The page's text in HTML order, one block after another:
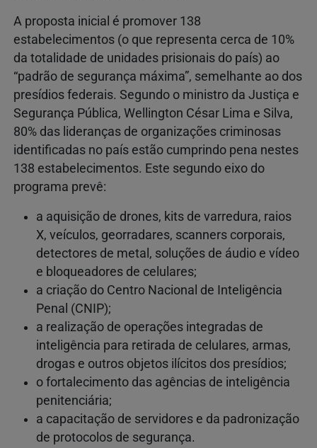
A proposta inicial é promover 138
estabelecimentos (o que representa cerca de 10%
da totalidade de unidades prisionais do país) ao
“padrão de segurança máxima”, semelhante ao dos
presídios federais. Segundo o ministro da Justiça e
Segurança Pública, Wellington César Lima e Silva,
80% das lideranças de organizações criminosas
identificadas no país estão cumprindo pena nestes
138 estabelecimentos. Este segundo eixo do
programa prevê:
a aquisição de drones, kits de varredura, raios
X, veículos, georradares, scanners corporais,
detectores de metal, soluções de áudio e vídeo
e bloqueadores de celulares;
a criação do Centro Nacional de Inteligência
Penal (CNIP);
a realização de operações integradas de
inteligência para retirada de celulares, armas,
drogas e outros objetos ilícitos dos presídios;
o fortalecimento das agências de inteligência
penitenciária;
a capacitação de servidores e da padronização
de protocolos de segurança.